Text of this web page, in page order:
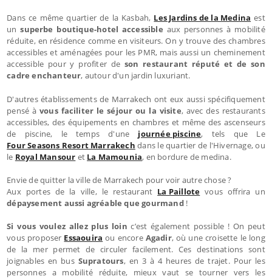
Dans ce même quartier de la Kasbah, Les Jardins de la Medina est
unsuperbe boutique-hotel accessible aux personnes à mobilité
réduite, en résidence comme en visiteurs. On y trouve des chambres
accessibles et aménagées pour les PMR, mais aussi un cheminement
accessible pour y profiter de son restaurant réputé et de son
cadre enchanteur, autour d'un jardin luxuriant.
D'autres établissements de Marrakech ont eux aussi spécifiquement
pensé à vous faciliter le séjour ou la visite, avec des restaurants
accessibles, des équipements en chambres et même des ascenseurs
de piscine, le temps d'une journée piscine, tels que Le
Four Seasons Resort Marrakech dans le quartier de l'Hivernage, ou
le Royal Mansour et La Mamounia, en bordure de medina.
Envie de quitter la ville de Marrakech pour voir autre chose ?
Aux portes de la ville, le restaurant La Paillote vous offrira un
dépaysement aussi agréable que gourmand!
Si vous voulez allez plus loin c’est également possible ! On peut
vous proposer Essaouira ou encore Agadir, où une croisette le long
de la mer permet de circuler facilement. Ces destinations sont
joignables en bus Supratours, en 3 à 4 heures de trajet. Pour les
personnes a mobilité réduite, mieux vaut se tourner vers les